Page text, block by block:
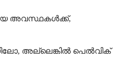
അവസ്ഥകൾക്ക്,
അല്ലെങ്കിൽ പെൽവിക്